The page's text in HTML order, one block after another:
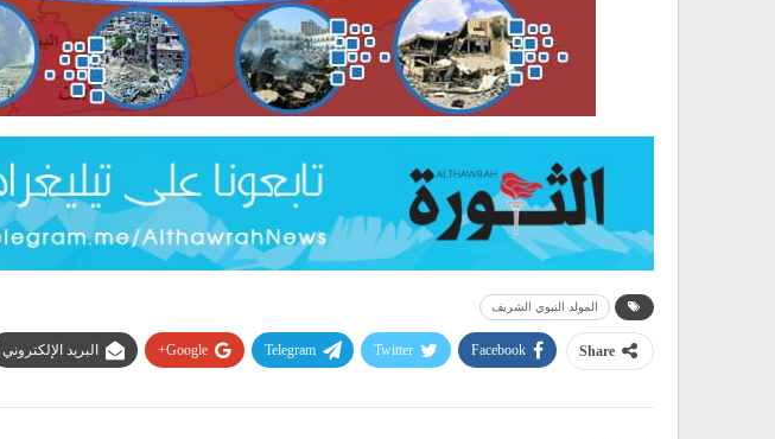
المولد النبوي الشريف
Share
Facebook
Twitter
Telegram
Google+ البريد الإلكتروني